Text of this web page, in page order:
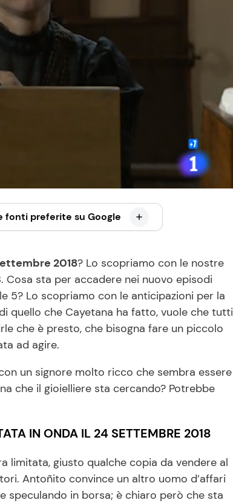
fonti preferite su Google
2018? Lo scopriamo con le nostre
Cosa sta per accadere nei nuovo episodi
5? Lo scopriamo con le anticipazioni per la
quello che Cayetana ha fatto, vuole che tutti
che è presto, che bisogna fare un piccolo
ad agire.
un signore molto ricco che sembra essere
che il gioielliere sta cercando? Potrebbe
IN ONDA IL 24 SETTEMBRE 2018
limitata, giusto qualche copia da vendere al
Antoñito convince un altro uomo d’affari
in borsa; è chiaro però che sta